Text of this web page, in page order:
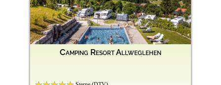
Camping Resort Allweglehen